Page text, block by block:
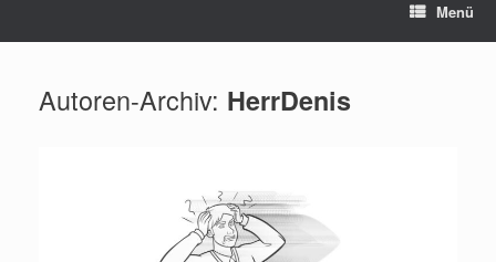
Menü
Autoren-Archiv: HerrDenis